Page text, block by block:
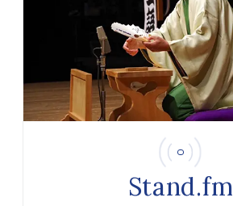
Stand.fm